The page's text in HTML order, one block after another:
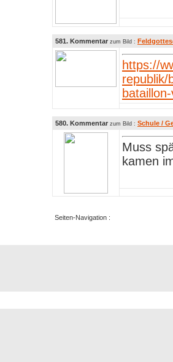
581. Kommentar zum Bild :
https://
republik/
580. Kommentar zum Bild : Schule /
Muss
kamen
Seiten-Navigation :